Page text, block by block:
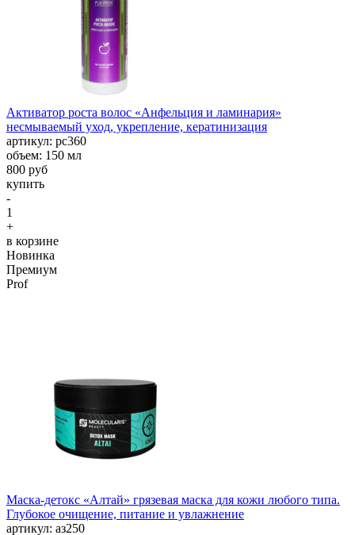
Активатор роста волос «Анфельция и ламинария»
несмываемый уход, укрепление, кератинизация
aртикул: рс360
объем: 150 мл
800 руб
купить
-
1
+
в корзине
Новинка
Премиум
Prof
Маска-детокс «Алтай» грязевая маска для кожи любого типа.
Глубокое очищение, питание и увлажнение
aртикул: аз250